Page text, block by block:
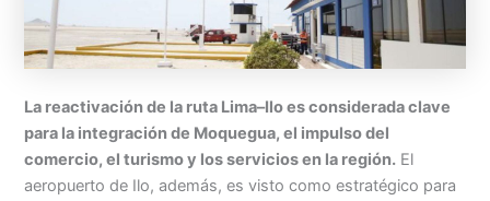
La reactivación de la ruta Lima–Ilo es considerada clave
para la integración de Moquegua, el impulso del
comercio, el turismo y los servicios en la región. El
aeropuerto de Ilo, además, es visto como estratégico para